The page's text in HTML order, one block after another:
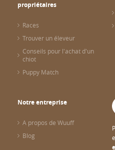
propriétaires
Races
Trouver un éleveur
Conseils pour l'achat d'un
chiot
Puppy Match
Notre entreprise
A propos de Wuuff
Blog